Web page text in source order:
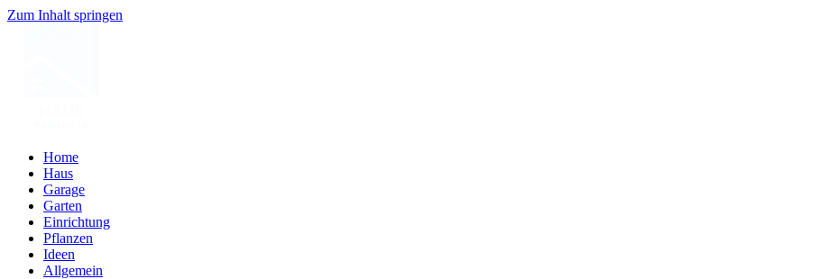
Zum Inhalt springen
Home
Haus
Garage
Garten
Einrichtung
Pflanzen
Ideen
Allgemein